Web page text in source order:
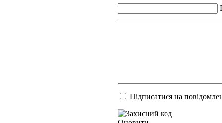
Підписатися на